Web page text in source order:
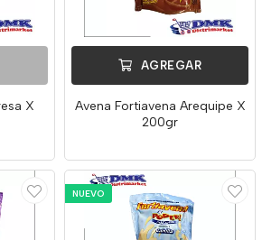
X
AGREGAR
Avena Fortiavena Arequipe X
200gr
NUEVO